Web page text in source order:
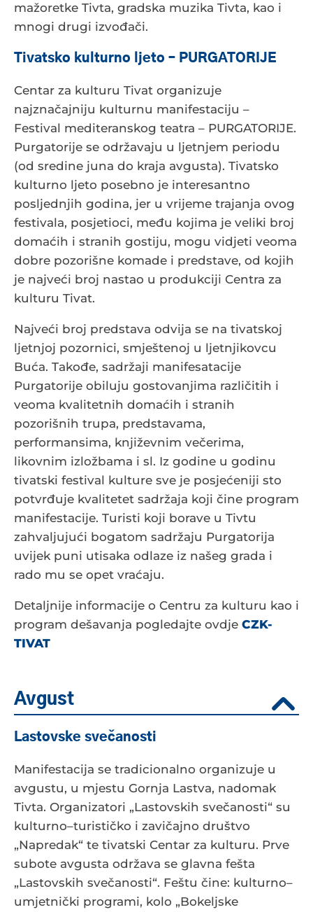
mažoretke Tivta, gradska muzika Tivta, kao i
mnogi drugi izvođači.
Tivatsko kulturno ljeto – PURGATORIJE
Centar za kulturu Tivat organizuje
najznačajniju kulturnu manifestaciju –
Festival mediteranskog teatra – PURGATORIJE.
Purgatorije se održavaju u ljetnjem periodu
(od sredine juna do kraja avgusta). Tivatsko
kulturno ljeto posebno je interesantno
posljednjih godina, jer u vrijeme trajanja ovog
festivala, posjetioci, među kojima je veliki broj
domaćih i stranih gostiju, mogu vidjeti veoma
dobre pozorišne komade i predstave, od kojih
je najveći broj nastao u produkciji Centra za
kulturu Tivat.
Najveći broj predstava odvija se na tivatskoj
ljetnjoj pozornici, smještenoj u ljetnjikovcu
Buća. Takođe, sadržaji manifesatacije
Purgatorije obiluju gostovanjima različitih i
veoma kvalitetnih domaćih i stranih
pozorišnih trupa, predstavama,
performansima, književnim večerima,
likovnim izložbama i sl. Iz godine u godinu
tivatski festival kulture sve je posjećeniji sto
potvrđuje kvalitetet sadržaja koji čine program
manifestacije. Turisti koji borave u Tivtu
zahvaljujući bogatom sadržaju Purgatorija
uvijek puni utisaka odlaze iz našeg grada i
rado mu se opet vraćaju.
Detaljnije informacije o Centru za kulturu kao i
program dešavanja pogledajte ovdje CZK-
TIVAT
Avgust
Lastovske svečanosti
Manifestacija se tradicionalno organizuje u
avgustu, u mjestu Gornja Lastva, nadomak
Tivta. Organizatori „Lastovskih svečanosti“ su
kulturno–turističko i zavičajno društvo
„Napredak“ te tivatski Centar za kulturu. Prve
subote avgusta održava se glavna fešta
„Lastovskih svečanosti“. Feštu čine: kulturno–
umjetnički programi, kolo „Bokeljske